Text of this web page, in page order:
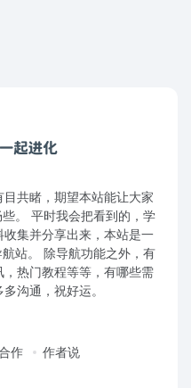
共睹，期望本站能让大家
。 平时我会把看到的，学
集并分享出来，本站是一
站。 除导航功能之外，有
热门教程等等，有哪些需
沟通，祝好运。
作 作者说